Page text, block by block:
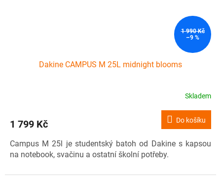
1 990 Kč
–9 %
Dakine CAMPUS M 25L midnight blooms
Skladem
1 799 Kč Do košíku
Campus M 25l je studentský batoh od Dakine s kapsou
na notebook, svačinu a ostatní školní potřeby.